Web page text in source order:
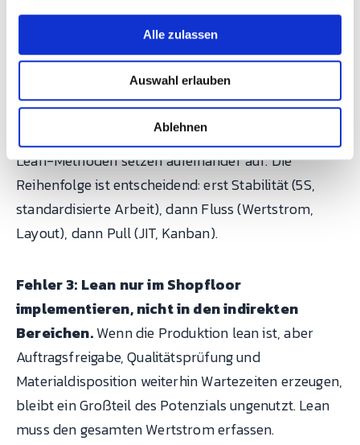
Alle zulassen
Auswahl erlauben
Ablehnen
Personalabbauinstrument.
Fehler 2: Werkzeuge einführen, ohne die
Grundlagen zu legen.Kanban ohne stabile
Prozesse funktioniert nicht. 5S ohne
Führungsunterstützung hält keine drei Monate.
Lean-Methoden setzen aufeinander auf. Die
Reihenfolge ist entscheidend: erst Stabilität (5S,
standardisierte Arbeit), dann Fluss (Wertstrom,
Layout), dann Pull (JIT, Kanban).
Fehler 3: Lean nur im Shopfloor
implementieren, nicht in den indirekten
Bereichen.Wenn die Produktion lean ist, aber
Auftragsfreigabe, Qualitätsprüfung und
Materialdisposition weiterhin Wartezeiten erzeugen,
bleibt ein Großteil des Potenzials ungenutzt. Lean
muss den gesamten Wertstrom erfassen.